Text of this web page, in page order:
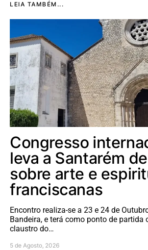
LEIA TAMBÉM...
Congresso
leva a Santarém
sobre arte e
franciscanas
Encontro realiza-se a 23 e 24 de
Bandeira, e terá como ponto de partida
claustro do…
5 de Agosto, 2026